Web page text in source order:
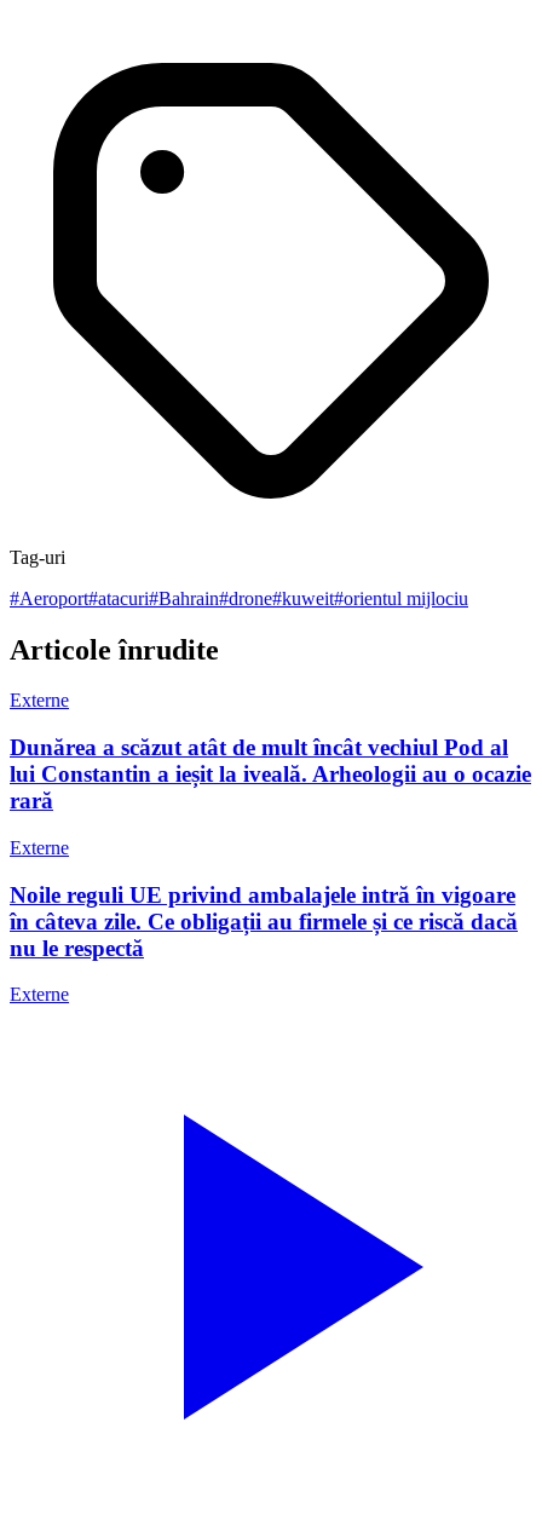
Tag-uri
#Aeroport#atacuri#Bahrain#drone#kuweit#orientul mijlociu
Articole înrudite
Externe
Dunărea a scăzut atât de mult încât vechiul Pod al
lui Constantin a ieșit la iveală. Arheologii au o ocazie
rară
Externe
Noile reguli UE privind ambalajele intră în vigoare
în câteva zile. Ce obligații au firmele și ce riscă dacă
nu le respectă
Externe